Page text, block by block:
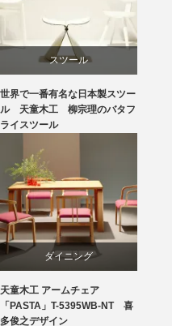
国産
天童木工
成形合板
椅子
豊口克平
スツール
ダイニング
天童木工
成形合板
世界で一番有名な日本製スツー
ル 天童木工 柳宗理のバタフ
ライスツール
ダイニング
ビーチ
天童木工 アームチェア
「PASTA」T-5395WB-NT 喜
多俊之デザイン